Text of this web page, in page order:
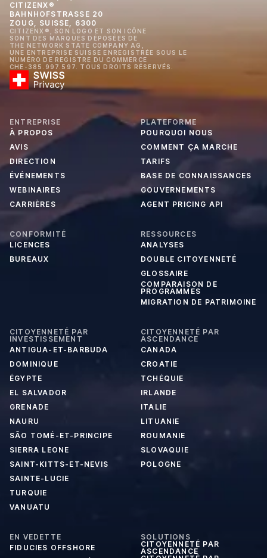
CITIZENX®
BAHNHOFSTRASSE 20
ZOUG, SUISSE, 6300
CITIZENX®, SON LOGO ET SON ICÔNE
SONT DES MARQUES DÉPOSÉES DE
THE NETWORK STATE COMPANY AG,
UNE ENTREPRISE SUISSE ENREGISTRÉE SOUS LE
NUMÉRO DE REGISTRE DU COMMERCE
CHE-385.997.597. TOUS DROITS RÉSERVÉS.
ENTREPRISE
À PROPOS
AVIS
DIRECTION
ÉVÉNEMENTS
WEBINAIRES
CARRIÈRES
PLATEFORME
POURQUOI NOUS
COMMENT ÇA MARCHE
TARIFS
BASE DE CONNAISSANCES
GOUVERNEMENTS
AGENT PRICING API
CONFORMITÉ
LICENCES
BUREAUX
RESSOURCES
ANALYSES
DOUBLE CITOYENNETÉ
GLOSSAIRE
COMPARAISON DE
PROGRAMMES
MIGRATION DE PATRIMOINE
CITOYENNETÉ PAR
INVESTISSEMENT
ANTIGUA-ET-BARBUDA
DOMINIQUE
ÉGYPTE
EL SALVADOR
GRENADE
NAURU
SÃO TOMÉ-ET-PRINCIPE
SIERRA LEONE
SAINT-KITTS-ET-NEVIS
SAINTE-LUCIE
TURQUIE
VANUATU
CITOYENNETÉ PAR
ASCENDANCE
CANADA
CROATIE
TCHÉQUIE
IRLANDE
ITALIE
LITUANIE
ROUMANIE
SLOVAQUIE
POLOGNE
EN VEDETTE
FIDUCIES OFFSHORE
SOLUTIONS
CITOYENNETÉ PAR
ASCENDANCE